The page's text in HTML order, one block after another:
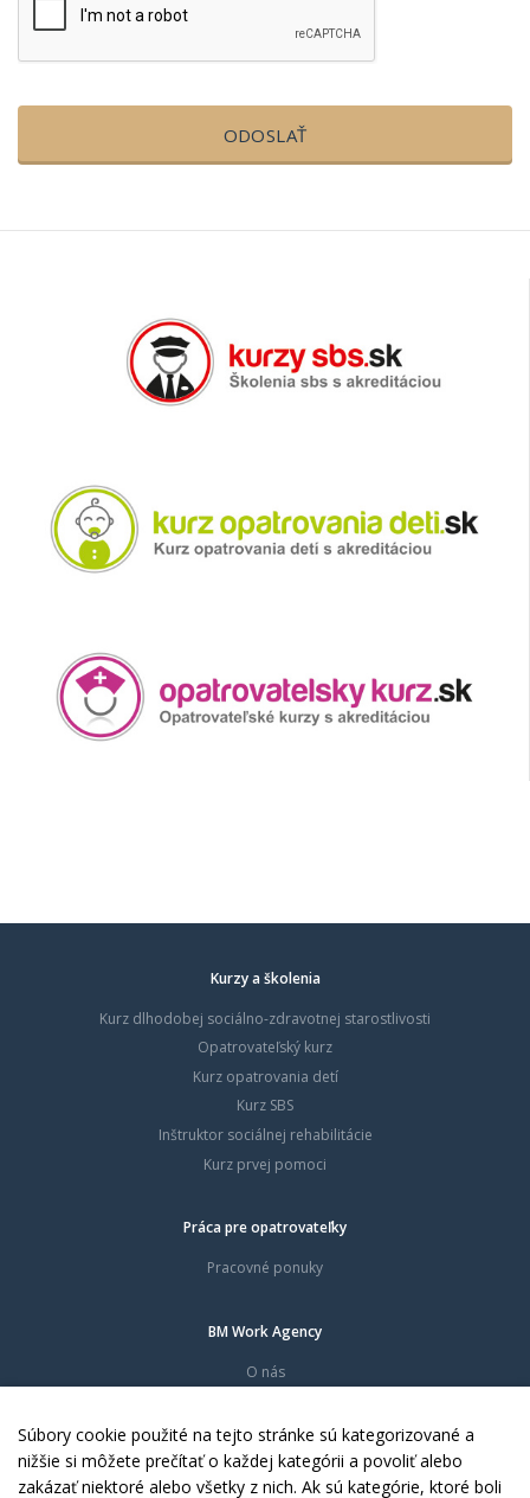
ODOSLAŤ
Kurzy a školenia
Kurz dlhodobej sociálno-zdravotnej starostlivosti
Opatrovateľský kurz
Kurz opatrovania detí
Kurz SBS
Inštruktor sociálnej rehabilitácie
Kurz prvej pomoci
Práca pre opatrovateľky
Pracovné ponuky
BM Work Agency
O nás
Dokumenty
Kontakty
Súbory cookie použité na tejto stránke sú kategorizované a
nižšie si môžete prečítať o každej kategórii a povoliť alebo
zakázať niektoré alebo všetky z nich. Ak sú kategórie, ktoré boli